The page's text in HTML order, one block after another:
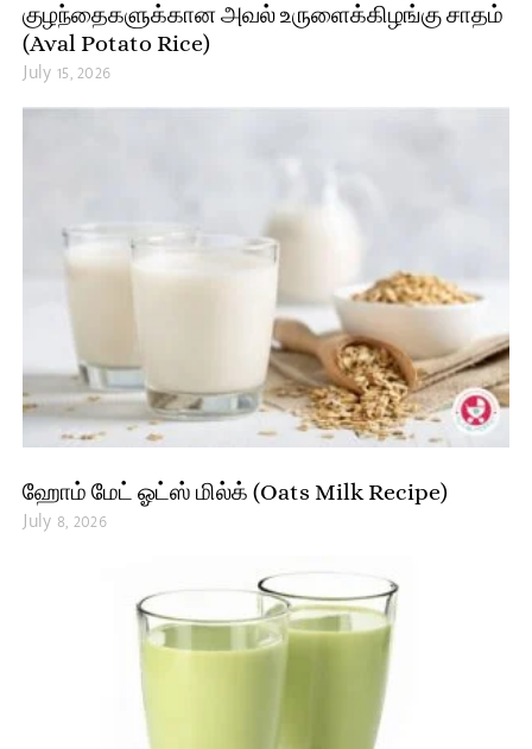
குழந்தைகளுக்கான அவல் உருளைக்கிழங்கு சாதம்
(Aval Potato Rice)
July 15, 2026
ஹோம் மேட் ஓட்ஸ் மில்க் (Oats Milk Recipe)
July 8, 2026